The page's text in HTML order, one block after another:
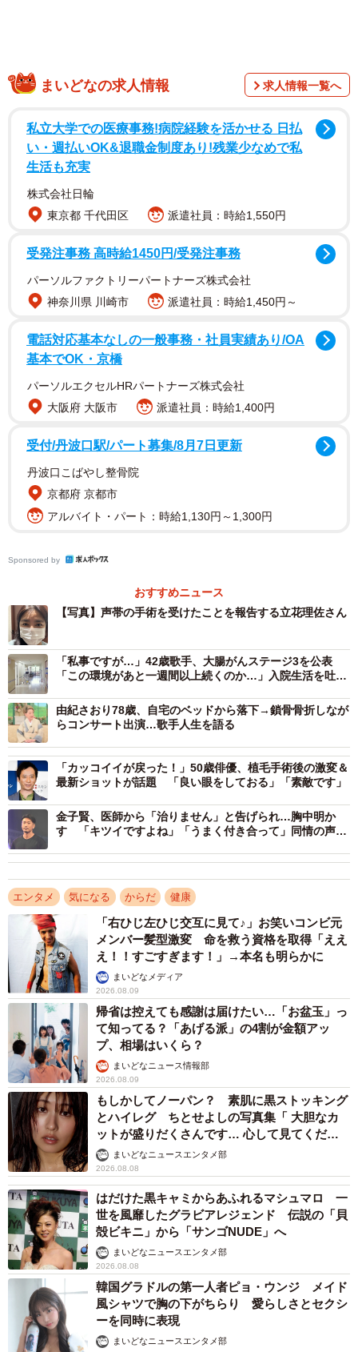
自撮り写真をアップ。「応援していただいたおかげで、あ
まり緊張せずに手術受ける事ができました」「今はまだ声
を出してないですが、これからの事を考えるとワクワクし
まくりです」と述べるとともに、「皆さん本当にありがと
うございます」と感謝の気持ちをつづっていた。
にしてくださいね」「元気になったらまたLIVEお願いしま
すね！」「歌手として本格復帰期待してます」「がんばれ
～がんばれ～」「サングラスカッコいいです！」などのコ
メントがあった。
立花さんは1971年生まれ、1986年に芸能界入り。87年にテ
に抜擢されたほか、映画「ビー・バップ・ハイスクール高
校与太郎音頭」（88年）などに出演。87年には「キミはど
んとくらい」で日本レコード大賞最優秀新人賞を受賞する
など、歌手としても活躍し、80年代後半を代表するアイド
ルとして知られている。また、90年代以降は女優業を中心
に活動。2020年に直腸癌と診断され、腸、子宮、卵巣、膣
の摘出手術を受けたことを23年に公表した。
まいどなの求人情報 求人情報一覧へ
私立大学での医療事務!病院経験を活かせる 日払
い・週払いOK&退職金制度あり!残業少なめで私
生活も充実
株式会社日輪
東京都 千代田区
派遣社員：時給1,550円
受発注事務 高時給1450円/受発注事務
パーソルファクトリーパートナーズ株式会社
神奈川県 川崎市
派遣社員：時給1,450円～
電話対応基本なしの一般事務・社員実績あり/OA
基本でOK・京橋
パーソルエクセルHRパートナーズ株式会社
大阪府 大阪市
派遣社員：時給1,400円
受付/丹波口駅/パート募集/8月7日更新
丹波口こばやし整骨院
京都府 京都市
アルバイト・パート：時給1,130円～1,300円
Sponsored by
おすすめニュース
【写真】声帯の手術を受けたことを報告する立花理佐さん
「私事ですが…」42歳歌手、大腸がんステージ3を公表
「この環境があと一週間以上続くのか…」入院生活を吐露
由紀さおり78歳、自宅のベッドから落下→鎖骨骨折しなが
らコンサート出演…歌手人生を語る
「カッコイイが戻った！」50歳俳優、植毛手術後の激変＆
最新ショットが話題 「良い眼をしておる」「素敵です」
金子賢、医師から「治りません」と告げられ…胸中明か
す 「キツイですよね」「うまく付き合って」同情の声
エンタメ 気になる からだ 健康
「右ひじ左ひじ交互に見て♪」お笑いコンビ元
メンバー髪型激変 命を救う資格を取得「ええ
え！！すごすぎます！」→本名も明らかに
まいどなメディア
2026.08.09
帰省は控えても感謝は届けたい…「お盆玉」っ
て知ってる？「あげる派」の4割が金額アッ
プ、相場はいくら？
まいどなニュース情報部
2026.08.09
もしかしてノーパン？ 素肌に黒ストッキング
とハイレグ ちとせよしの写真集「 大胆なカ
ットが盛りだくさんです… 心して見てくださ
い」まいどなニュースエンタメ部
2026.08.08
はだけた黒キャミからあふれるマシュマロ 一
世を風靡したグラビアレジェンド 伝説の「貝
殻ビキニ」から「サンゴNUDE」へ
まいどなニュースエンタメ部
2026.08.08
韓国グラドルの第一人者ピョ・ウンジ メイド
風シャツで胸の下がちらり 愛らしさとセクシ
ーを同時に表現
まいどなニュースエンタメ部